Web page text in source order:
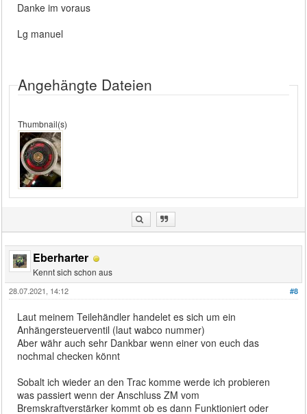
Danke im voraus
Lg manuel
Angehängte Dateien
Thumbnail(s)
Eberharter
Kennt sich schon aus
#8
28.07.2021, 14:12
Laut meinem Teilehändler handelet es sich um ein
Anhängersteuerventil (laut wabco nummer)
Aber währ auch sehr Dankbar wenn einer von euch das
nochmal checken könnt
Sobalt ich wieder an den Trac komme werde ich probieren
was passiert wenn der Anschluss ZM vom
Bremskraftverstärker kommt ob es dann Funktioniert oder